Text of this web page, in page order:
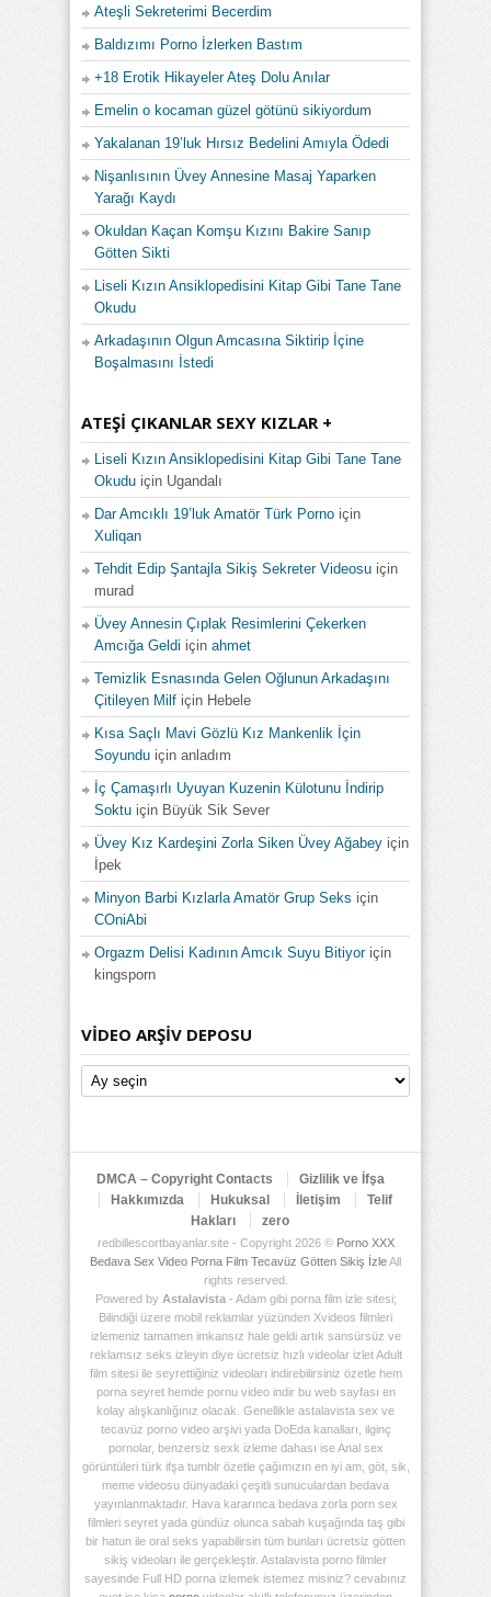
Ateşli Sekreterimi Becerdim
Baldızımı Porno İzlerken Bastım
+18 Erotik Hikayeler Ateş Dolu Anılar
Emelin o kocaman güzel götünü sikiyordum
Yakalanan 19’luk Hırsız Bedelini Amıyla Ödedi
Nişanlısının Üvey Annesine Masaj Yaparken
Yarağı Kaydı
Okuldan Kaçan Komşu Kızını Bakire Sanıp
Götten Sikti
Liseli Kızın Ansiklopedisini Kitap Gibi Tane Tane
Okudu
Arkadaşının Olgun Amcasına Siktirip İçine
Boşalmasını İstedi
ATEŞI ÇIKANLAR SEXY KIZLAR +
Liseli Kızın Ansiklopedisini Kitap Gibi Tane Tane
Okudu için Ugandalı
Dar Amcıklı 19’luk Amatör Türk Porno için
Xuliqan
Tehdit Edip Şantajla Sikiş Sekreter Videosu için
murad
Üvey Annesin Çıplak Resimlerini Çekerken
Amcığa Geldi için ahmet
Temizlik Esnasında Gelen Oğlunun Arkadaşını
Çitileyen Milf için Hebele
Kısa Saçlı Mavi Gözlü Kız Mankenlik İçin
Soyundu için anladım
İç Çamaşırlı Uyuyan Kuzenin Külotunu İndirip
Soktu için Büyük Sik Sever
Üvey Kız Kardeşini Zorla Siken Üvey Ağabey için
İpek
Minyon Barbi Kızlarla Amatör Grup Seks için
COniAbi
Orgazm Delisi Kadının Amcık Suyu Bitiyoriçin
kingsporn
VIDEO ARŞIV DEPOSU
Video
Arşiv
DMCA – Copyright Contacts
Gizlilik ve İfşa
Hakkımızda
Hukuksal İletişim
Telif
Hakları
zero
redbillescortbayanlar.site - Copyright 2026 © Porno XXX
Bedava Sex Video Porna Film Tecavüz Götten Sikiş İzleAll
rights reserved.
Powered by Astalavista- Adam gibi porna film izle sitesi;
Bilindiği üzere mobil reklamlar yüzünden Xvideos filmleri
izlemeniz tamamen imkansız hale geldi artık sansürsüz ve
reklamsız seks izleyin diye ücretsiz hızlı videolar izlet Adult
film sitesi ile seyrettiğiniz videoları indirebilirsiniz özetle hem
porna seyret hemde pornu video indir bu web sayfası en
kolay alışkanlığınız olacak. Genellikle astalavista sex ve
tecavüz porno video arşivi yada DoEda kanalları, ilginç
pornolar, benzersiz sexk izleme dahası ise Anal sex
görüntüleri türk ifşa tumblr özetle çağımızın en iyi am, göt, sik,
meme videosu dünyadaki çeşitli sunuculardan bedava
yayınlanmaktadır. Hava kararınca bedava zorla porn sex
filmleri seyret yada gündüz olunca sabah kuşağında taş gibi
bir hatun ile oral seks yapabilirsin tüm bunları ücretsiz götten
sikiş videoları ile gerçekleştir. Astalavista porno filmler
sayesinde Full HD porna izlemek istemez misiniz? cevabınız